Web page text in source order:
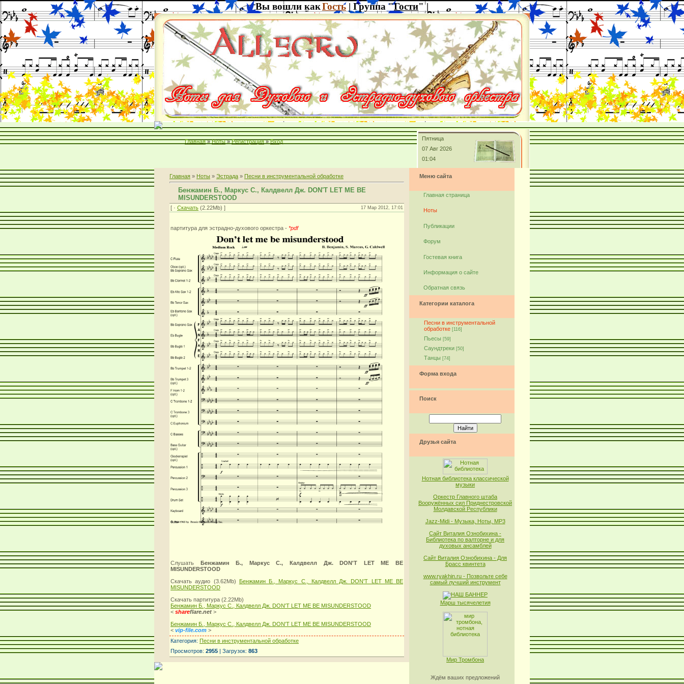
Вы вошли какГость | Группа "Гости" |
Главная » Ноты » Регистрация » Вход
Пятница
07 Авг 2026
01:04
Главная » Ноты » Эстрада » Песни в инструментальной обработке
Бенжамин Б., Маркус С., Калдвелл Дж. DON'T LET ME BE
MISUNDERSTOOD
[ · Скачать (2.22Mb) ] 17 Мар 2012, 17:01
партитура для эстрадно-духового оркестра - *pdf
Слушать Бенжамин Б., Маркус С., Калдвелл Дж. DON'T LET ME BE
MISUNDERSTOOD
Скачать аудио (3.62Mb)
Бенжамин Б., Маркус С., Калдвелл Дж. DON'T LET ME BE
MISUNDERSTOOD
Скачать партитура (2.22Mb)
Бенжамин Б., Маркус С., Калдвелл Дж. DON'T LET ME BE MISUNDERSTOOD
< shareflare.net >
Бенжамин Б., Маркус С., Калдвелл Дж. DON'T LET ME BE MISUNDERSTOOD
< vip-file.com >
Категория: Песни в инструментальной обработке
Просмотров: 2955 | Загрузок: 863
Меню сайта
Главная страница
Ноты
Публикации
Форум
Гостевая книга
Информация о сайте
Обратная связь
Категории каталога
Песни в инструментальной
обработке [116]
Пьесы [59]
Саундтреки [50]
Танцы [74]
Форма входа
Поиск
Друзья сайта
Нотная библиотека классической
музыки
Оркестр Главного штаба
Вооружённых сил Приднестровской
Молдавской Республики
Jazz-Midi - Музыка, Ноты, MP3
Сайт Виталия Ознобихина -
Библиотека по валторне и для
духовых ансамблей
Сайт Виталия Ознобихина - Для
Брасс квинтета
www.ryakhin.ru - Позвольте себе
самый лучший инструмент
Марш тысячелетия
Мир Тромбона
Ждём ваших предложений